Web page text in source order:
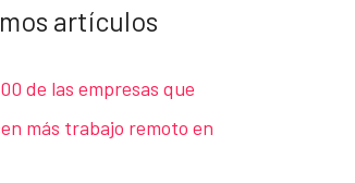
artículos
de las empresas que
más trabajo remoto en